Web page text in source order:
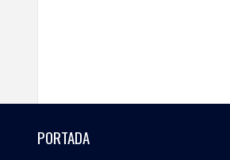
desde
una
PORTADA